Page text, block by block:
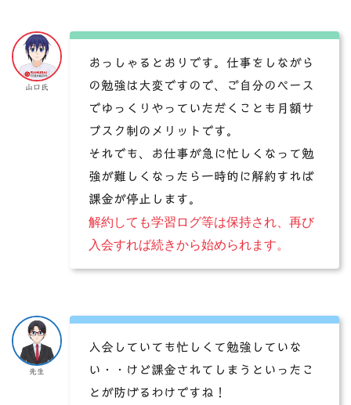
山口氏
おっしゃるとおりです。仕事をしながら
の勉強は大変ですので、ご自分のペース
でゆっくりやっていただくことも月額サ
ブスク制のメリットです。
それでも、お仕事が急に忙しくなって勉
強が難しくなったら一時的に解約すれば
課金が停止します。
解約しても学習ログ等は保持され、再び
入会すれば続きから始められます。
先生
入会していても忙しくて勉強していな
い・・けど課金されてしまうといったこ
とが防げるわけですね！